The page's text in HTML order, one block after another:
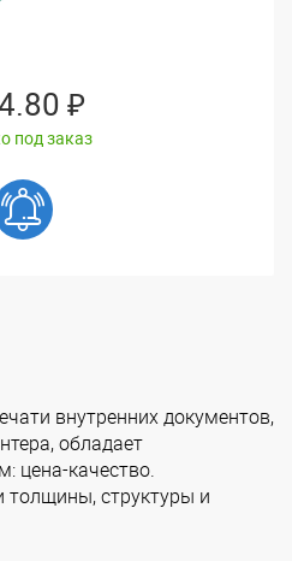
₽
под заказ
внутренних документов,
обладает
цена-качество.
толщины, структуры и